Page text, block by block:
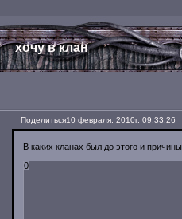
хочу в клан
Поделиться10 февраля, 2010г. 09:33:26
В каких кланах был до этого и
0